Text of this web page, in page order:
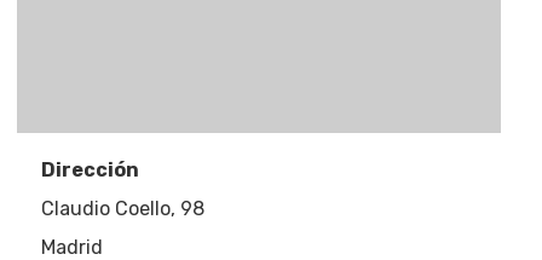
Dirección
Claudio Coello, 98
Madrid
Noticias